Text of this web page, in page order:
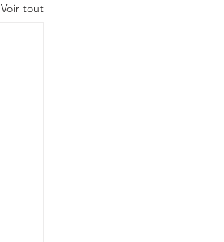
Voir tout